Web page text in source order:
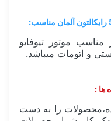
مناسب موتور تیوفایو
ها :
را به دست